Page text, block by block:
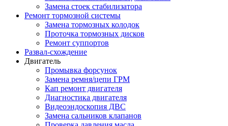
Замена стоек стабилизатора
Ремонт тормозной системы
Замена тормозных колодок
Проточка тормозных дисков
Ремонт суппортов
Развал-схождение
Двигатель
Промывка форсунок
Замена ремня/цепи ГРМ
Кап ремонт двигателя
Диагностика двигателя
Видеоэндоскопия ДВС
Замена сальников клапанов